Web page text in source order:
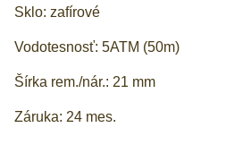
Sklo: zafírové
Vodotesnosť: 5ATM (50m)
Šírka rem./nár.: 21 mm
Záruka: 24 mes.